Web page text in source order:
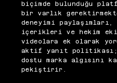
biçimde bulunduğu
bir varlık
deneyimi paylaşımları,
içerikleri ve hekim
videolara ek olarak
aktif yanıt
dostu marka algısını
pekiştirir.